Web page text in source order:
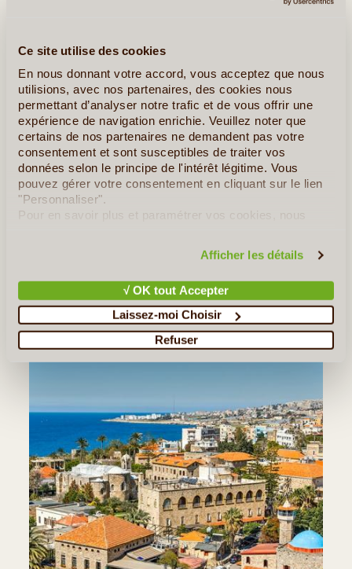
Ce site utilise des cookies
En nous donnant votre accord, vous acceptez que nous
utilisions, avec nos partenaires, des cookies nous
permettant d’analyser notre trafic et de vous offrir une
expérience de navigation enrichie. Veuillez noter que
certains de nos partenaires ne demandent pas votre
consentement et sont susceptibles de traiter vos
données selon le principe de l'intérêt légitime. Vous
pouvez gérer votre consentement en cliquant sur le lien
"Personnaliser".
Pour en savoir plus et paramétrer vos cookies, nous
Afficher les détails
√ OK tout Accepter
Laissez-moi Choisir
Refuser
libanaise, entre le nord et le sud, les Omeyyades y
construisent une cité commerçante au 8eme siècle, dont
les ruines aujourd’hui témoignent de l’architecture de
cette 1ere dynastie de l’Islam établie à Damas. Dans les
années 40 les arméniens d’Alexandrette s’y installent et
créent le village moderne au flair arménien (architecture,
dialecte et cuisine).
Visite et dégustation de vin dans l’un des
vinicoles de la Bekaa